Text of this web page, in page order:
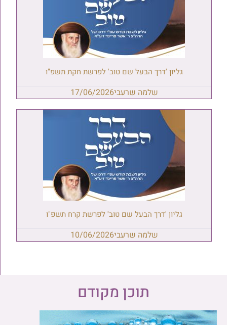
גליון 'דרך הבעל שם טוב' לפרשת חקת תשפ"ו
שלמה שרעבי17/06/2026
גליון 'דרך הבעל שם טוב' לפרשת קרח תשפ"ו
שלמה שרעבי10/06/2026
תוכן מקודם